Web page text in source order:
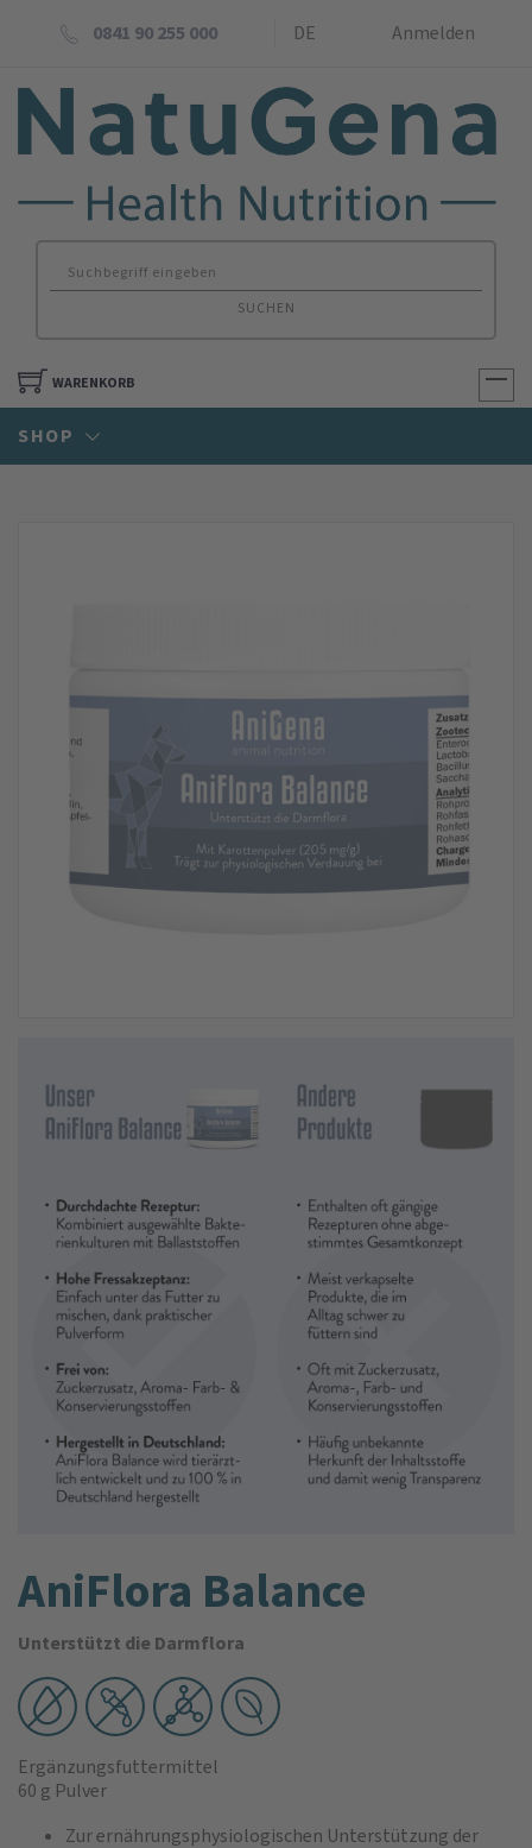
0841 90 255 000 DE Anmelden
SUCHEN
WARENKORB
SHOP
AniFlora Balance
Unterstützt die Darmflora
Ergänzungsfuttermittel
60 g Pulver
Zur ernährungsphysiologischen Unterstützung der